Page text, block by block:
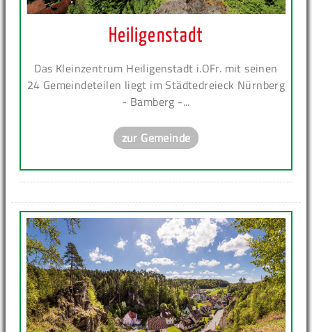
Heiligenstadt
Das Kleinzentrum Heiligenstadt i.OFr. mit seinen
24 Gemeindeteilen liegt im Städtedreieck Nürnberg
- Bamberg -...
zur Gemeinde